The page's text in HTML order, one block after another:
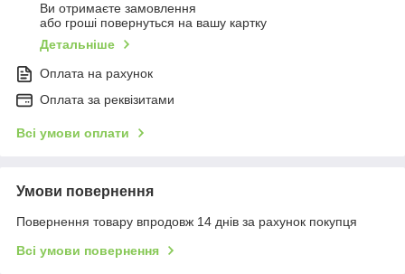
Ви отримаєте замовлення
або гроші повернуться на вашу картку
Детальніше
Оплата на рахунок
Оплата за реквізитами
Всі умови оплати
Умови повернення
Повернення товару впродовж 14 днів за рахунок покупця
Всі умови повернення